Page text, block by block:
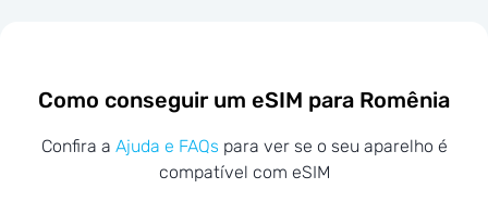
Como conseguir um eSIM para Romênia
Confira a Ajuda e FAQs para ver se o seu aparelho é
compatível com eSIM